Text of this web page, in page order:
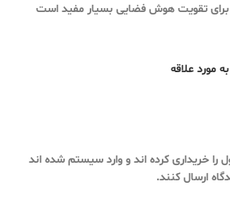
برای تقویت هوش فضایی بسیار مفید است
مورد علاقه
خریداری کرده اند و وارد سیستم شده اند
ارسال کنند.